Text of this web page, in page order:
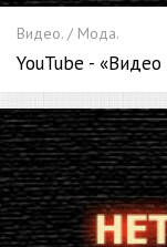
Видео. / Мода.
YouTube -